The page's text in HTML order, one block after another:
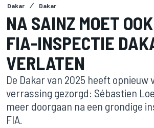
Dakar Dakar
NA SAINZ MOET
FIA-INSPECTIE
VERLATEN
De Dakar van 2025 heeft opnieuw
verrassing gezorgd: Sébastien
meer doorgaan na een grondige
FIA.